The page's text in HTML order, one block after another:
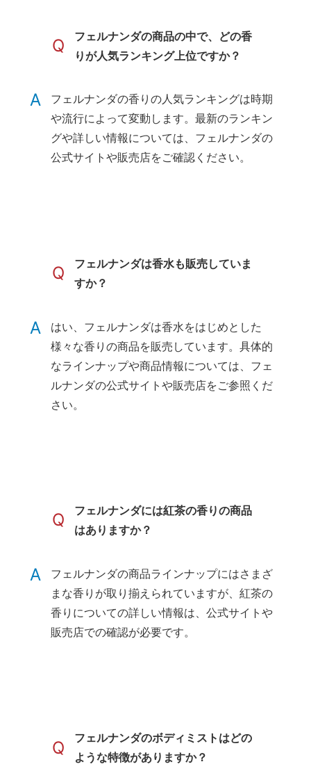
Q
フェルナンダの商品の中で、どの香
りが人気ランキング上位ですか？
A
フェルナンダの香りの人気ランキングは時期
や流行によって変動します。最新のランキン
グや詳しい情報については、フェルナンダの
公式サイトや販売店をご確認ください。
Q
フェルナンダは香水も販売していま
すか？
A
はい、フェルナンダは香水をはじめとした
様々な香りの商品を販売しています。具体的
なラインナップや商品情報については、フェ
ルナンダの公式サイトや販売店をご参照くだ
さい。
Q
フェルナンダには紅茶の香りの商品
はありますか？
A
フェルナンダの商品ラインナップにはさまざ
まな香りが取り揃えられていますが、紅茶の
香りについての詳しい情報は、公式サイトや
販売店での確認が必要です。
Q
フェルナンダのボディミストはどの
ような特徴がありますか？